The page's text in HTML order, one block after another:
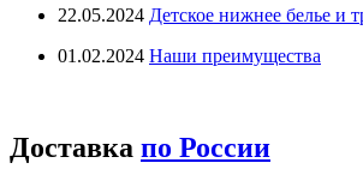
22.05.2024 Детское нижнее белье и
01.02.2024 Наши преимущества
Доставка по России